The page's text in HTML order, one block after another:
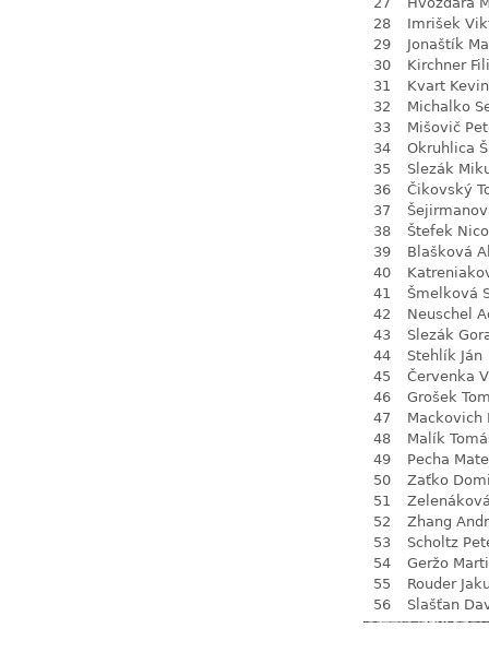
28
Imrišek
29
Jonaštík
30
Kirchner
31
Kvart Kevin
32
Michalko
33
Mišovič
34
Okruhlica
35
Slezák
36
Čikovský
37
38
Štefek
39
Blašková
40
41
Šmelková
42
Neuschel
43
Slezák
44
Stehlík Ján
45
Červenka
46
Grošek
47
Mackovich
48
Malík
49
Pecha
50
Zaťko
51
52
Zhang
53
Scholtz
54
Geržo
55
Rouder
56
Slašťan